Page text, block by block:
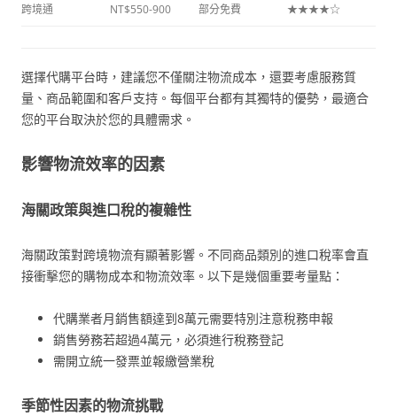
跨境通 NT$550-900 部分免費 ★★★★☆
選擇代購平台時，建議您不僅關注物流成本，還要考慮服務質
量、商品範圍和客戶支持。每個平台都有其獨特的優勢，最適合
您的平台取決於您的具體需求。
影響物流效率的因素
海關政策與進口稅的複雜性
海關政策對跨境物流有顯著影響。不同商品類別的進口稅率會直
接衝擊您的購物成本和物流效率。以下是幾個重要考量點：
代購業者月銷售額達到8萬元需要特別注意稅務申報
銷售勞務若超過4萬元，必須進行稅務登記
需開立統一發票並報繳營業稅
季節性因素的物流挑戰